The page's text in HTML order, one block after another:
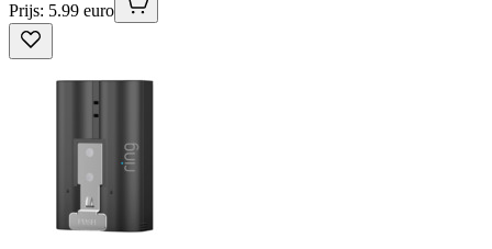
Prijs: 5.99 euro